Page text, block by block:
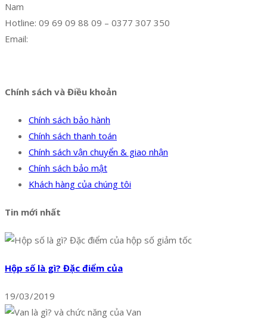
Nam
Hotline: 09 69 09 88 09 – 0377 307 350
Email:
Chính sách và Điều khoản
Chính sách bảo hành
Chính sách thanh toán
Chính sách vận chuyển & giao nhận
Chính sách bảo mật
Khách hàng của chúng tôi
Tin mới nhất
Hộp số là gì? Đặc điểm của
19/03/2019